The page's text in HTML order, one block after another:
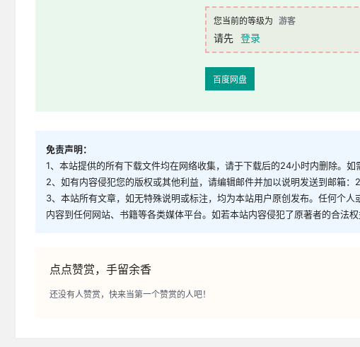
您当前的等级为 游客
请先 登录
百度网盘
免责声明：
1、本站提供的所有下载文件均在网络收集，请于下载后的24小时内删除。如
2、如有内容侵犯您的版权或其他利益，请编辑邮件并加以说明发送到邮箱
3、本站所有文章，如无特殊说明或标注，均为本站用户原创发布。任何个
内容到任何网站、书籍等各类媒体平台。如若本站内容侵犯了原著者的合法权
点点赞赏，手留余香
还没有人赞赏，快来当第一个赞赏的人吧！